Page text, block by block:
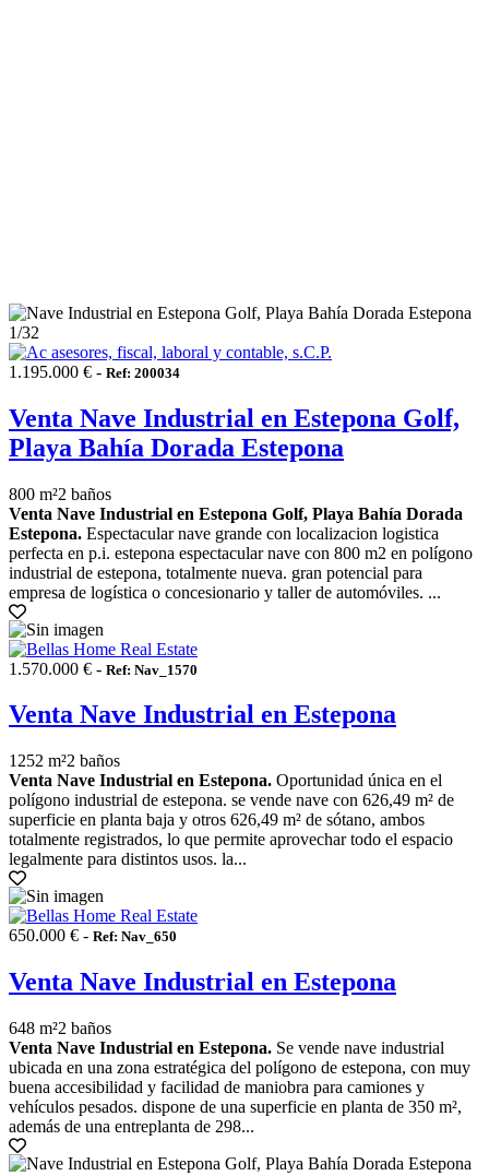
1/32
1.195.000 € - Ref: 200034
Venta Nave Industrial en Estepona Golf,
Playa Bahía Dorada Estepona
800 m²2 baños
Venta Nave Industrial en Estepona Golf, Playa Bahía Dorada
Estepona. Espectacular nave grande con localizacion logistica
perfecta en p.i. estepona espectacular nave con 800 m2 en polígono
industrial de estepona, totalmente nueva. gran potencial para
empresa de logística o concesionario y taller de automóviles. ...
1.570.000 € - Ref: Nav_1570
Venta Nave Industrial en Estepona
1252 m²2 baños
Venta Nave Industrial en Estepona. Oportunidad única en el
polígono industrial de estepona. se vende nave con 626,49 m² de
superficie en planta baja y otros 626,49 m² de sótano, ambos
totalmente registrados, lo que permite aprovechar todo el espacio
legalmente para distintos usos. la...
650.000 € - Ref: Nav_650
Venta Nave Industrial en Estepona
648 m²2 baños
Venta Nave Industrial en Estepona. Se vende nave industrial
ubicada en una zona estratégica del polígono de estepona, con muy
buena accesibilidad y facilidad de maniobra para camiones y
vehículos pesados. dispone de una superficie en planta de 350 m²,
además de una entreplanta de 298...